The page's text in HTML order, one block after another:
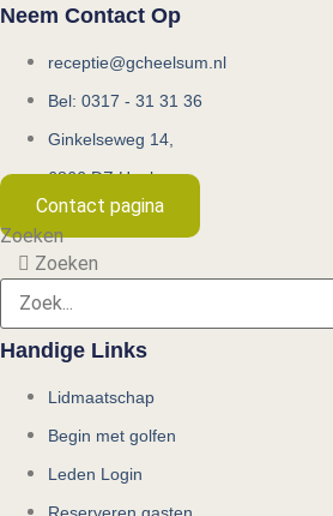
Neem Contact Op
receptie@gcheelsum.nl
Bel: 0317 - 31 31 36
Ginkelseweg 14,
6866 DZ Heelsum
Contact pagina
Zoeken
Zoeken
Handige Links
Lidmaatschap
Begin met golfen
Leden Login